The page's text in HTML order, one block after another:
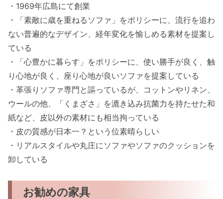
・1969年広島にて創業
・「素敵に歳を重ねるソファ」をポリシーに、流行を追わ
ない普遍的なデザイン、経年変化を愉しめる素材を提案し
ている
・「心豊かに暮らす」をポリシーに、使い勝手が良く、触
り心地が良く、座り心地が良いソファを提案している
・革張りソファ専門と謳っているが、コットンやリネン、
ウールの他、「くまざさ」を漉き込み抗菌力を持たせた和
紙など、皮以外の素材にも相当拘っている
・皮の質感が日本一？という位素晴らしい
・リアルスタイルや丸庄にソファやソファのクッションを
卸している
お勧めの家具